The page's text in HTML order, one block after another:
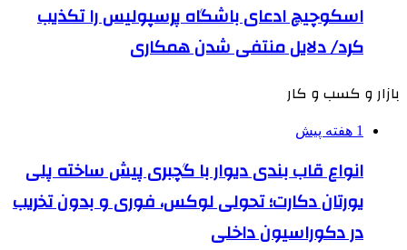
اسکوچیچ ادعای باشگاه پرسپولیس را تکذیب
کرد/ دلایل منتفی شدن همکاری
بازار و کسب و کار
1 هفته پیش
انواع قاب بندی دیوار با گچبری پیش ساخته پلی
یورتان دکارت؛ تحولی لوکس، فوری و بدون تخریب
در دکوراسیون داخلی